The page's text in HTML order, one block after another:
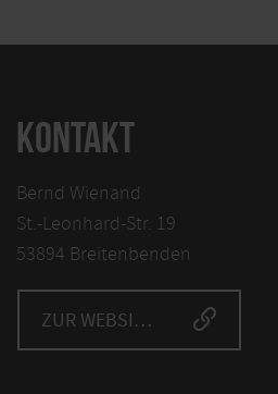
KONTAKT
Bernd Wienand
St.-Leonhard-Str. 19
53894 Breitenbenden
ZUR WEBSITE